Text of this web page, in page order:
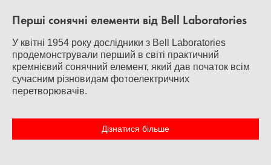
Перші сонячні елементи від Bell Laboratories
У квітні 1954 року дослідники з Bell Laboratories
продемонстрували перший в світі практичний
кремнієвий сонячний елемент, який дав початок всім
сучасним різновидам фотоелектричних
перетворювачів.
Дізнатися більше